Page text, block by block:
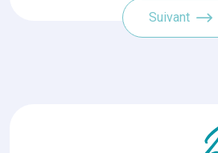
Suivant